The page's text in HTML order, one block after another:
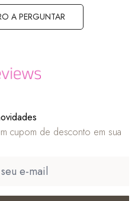
A PERGUNTAR
cupom de desconto em sua